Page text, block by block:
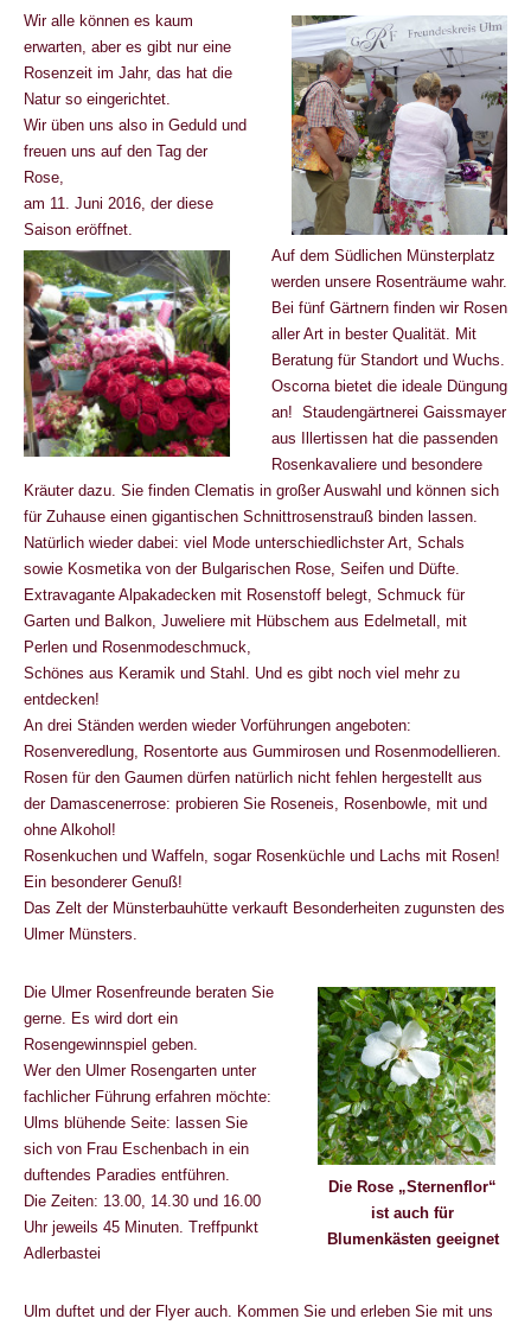
Wir alle können es kaum
erwarten, aber es gibt nur eine
Rosenzeit im Jahr, das hat die
Natur so eingerichtet.
Wir üben uns also in Geduld und
freuen uns auf den Tag der
Rose,
am 11. Juni 2016, der diese
Saison eröffnet.
Auf dem Südlichen Münsterplatz
werden unsere Rosenträume wahr.
Bei fünf Gärtnern finden wir Rosen
aller Art in bester Qualität. Mit
Beratung für Standort und Wuchs.
Oscorna bietet die ideale Düngung
an! Staudengärtnerei Gaissmayer
aus Illertissen hat die passenden
Rosenkavaliere und besondere
Kräuter dazu. Sie finden Clematis in großer Auswahl und können sich
für Zuhause einen gigantischen Schnittrosenstrauß binden lassen.
Natürlich wieder dabei: viel Mode unterschiedlichster Art, Schals
sowie Kosmetika von der Bulgarischen Rose, Seifen und Düfte.
Extravagante Alpakadecken mit Rosenstoff belegt, Schmuck für
Garten und Balkon, Juweliere mit Hübschem aus Edelmetall, mit
Perlen und Rosenmodeschmuck,
Schönes aus Keramik und Stahl. Und es gibt noch viel mehr zu
entdecken!
An drei Ständen werden wieder Vorführungen angeboten:
Rosenveredlung, Rosentorte aus Gummirosen und Rosenmodellieren.
Rosen für den Gaumen dürfen natürlich nicht fehlen hergestellt aus
der Damascenerrose: probieren Sie Roseneis, Rosenbowle, mit und
ohne Alkohol!
Rosenkuchen und Waffeln, sogar Rosenküchle und Lachs mit Rosen!
Ein besonderer Genuß!
Das Zelt der Münsterbauhütte verkauft Besonderheiten zugunsten des
Ulmer Münsters.
Die Rose „Sternenflor“
ist auch für
Blumenkästen geeignet
Die Ulmer Rosenfreunde beraten Sie
gerne. Es wird dort ein
Rosengewinnspiel geben.
Wer den Ulmer Rosengarten unter
fachlicher Führung erfahren möchte:
Ulms blühende Seite: lassen Sie
sich von Frau Eschenbach in ein
duftendes Paradies entführen.
Die Zeiten: 13.00, 14.30 und 16.00
Uhr jeweils 45 Minuten. Treffpunkt
Adlerbastei
Ulm duftet und der Flyer auch. Kommen Sie und erleben Sie mit uns